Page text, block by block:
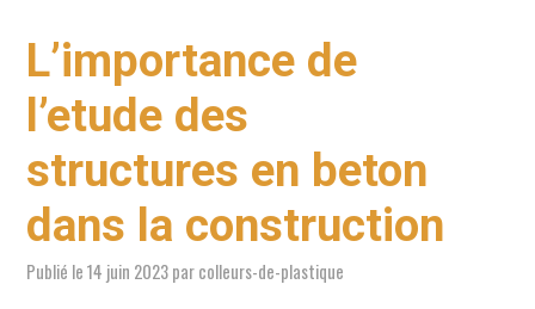
L’importance de
l’etude des
structures en beton
dans la construction
Publié le14 juin 2023parcolleurs-de-plastique